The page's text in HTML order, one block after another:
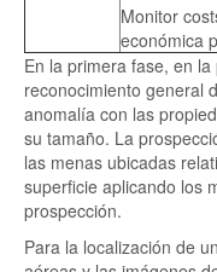
Monitor
económica
En la primera fase, en
reconocimiento general
anomalía con las
su tamaño. La
las menas ubicadas
superficie aplicando los
prospección.
Para la localización de